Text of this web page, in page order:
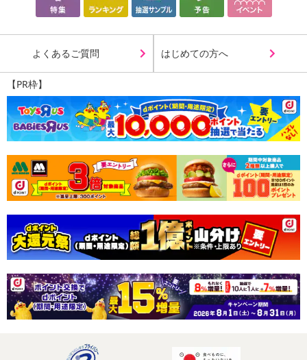
よくあるご質問 はじめての方へ
【PR枠】